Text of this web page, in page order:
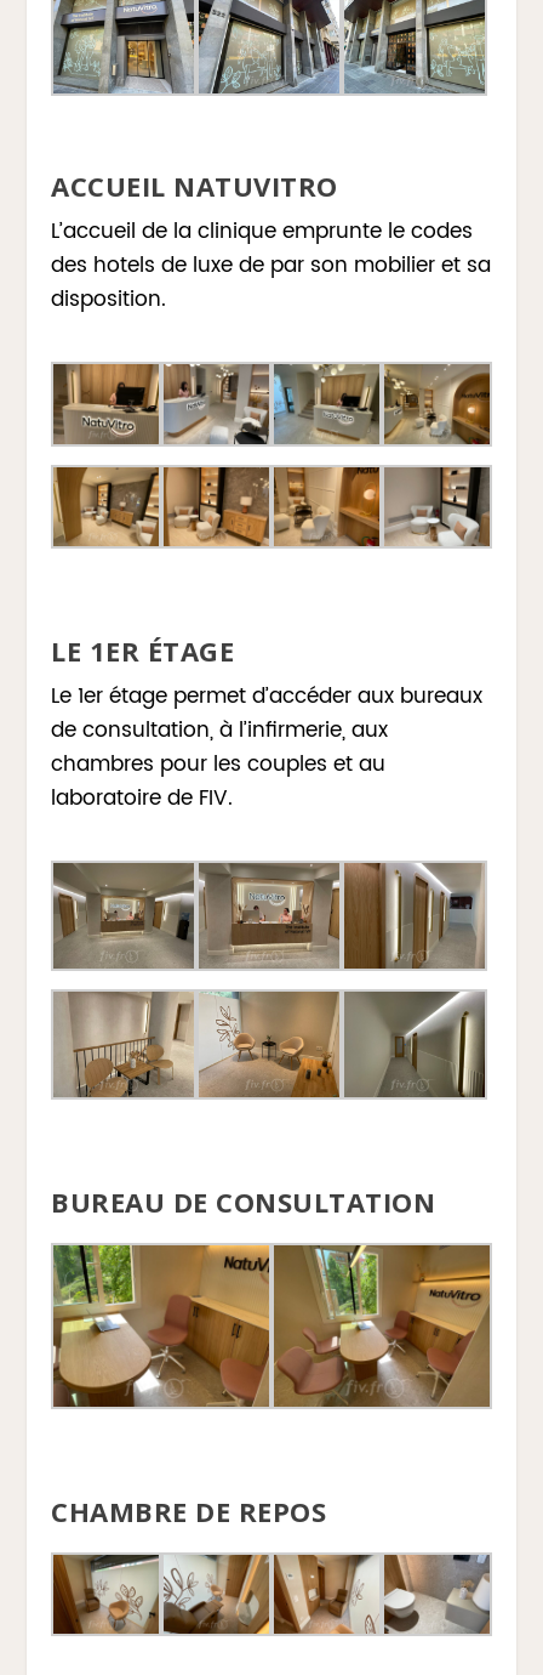
ACCUEIL NATUVITRO
L’accueil de la clinique emprunte le codes
des hotels de luxe de par son mobilier et sa
disposition.
LE 1ER ÉTAGE
Le 1er étage permet d’accéder aux bureaux
de consultation, à l’infirmerie, aux
chambres pour les couples et au
laboratoire de FIV.
BUREAU DE CONSULTATION
CHAMBRE DE REPOS